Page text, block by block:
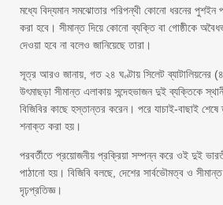
মধ্যে বিদ্যমান সমঝোতার পরিপন্থী কোনো ধরনের পুশইন
করা হবে। সীমান্ত দিয়ে কোনো ব্যক্তি বা গোষ্ঠীকে
দেওয়া হবে না বলেও জানিয়েছে তারা।
সূত্র আরও জানায়, গত ২৪ ঘণ্টায় সিলেট ব্যাটালিয়নের
উৎমাছড়া সীমান্ত এলাকায় সন্দেহভাজন দুই ব্যক্তিকে
বিজিবির কাছে হস্তান্তর করেন। পরে যাচাই-বাছাই শেষে
শনাক্ত করা হয়।
পরবর্তীতে প্রয়োজনীয় প্রক্রিয়া সম্পন্ন করে ওই দুই
পাঠানো হয়। বিজিবি বলছে, দেশের সার্বভৌমত্ব ও সীমান্ত
দৃঢ়প্রতিজ্ঞ।